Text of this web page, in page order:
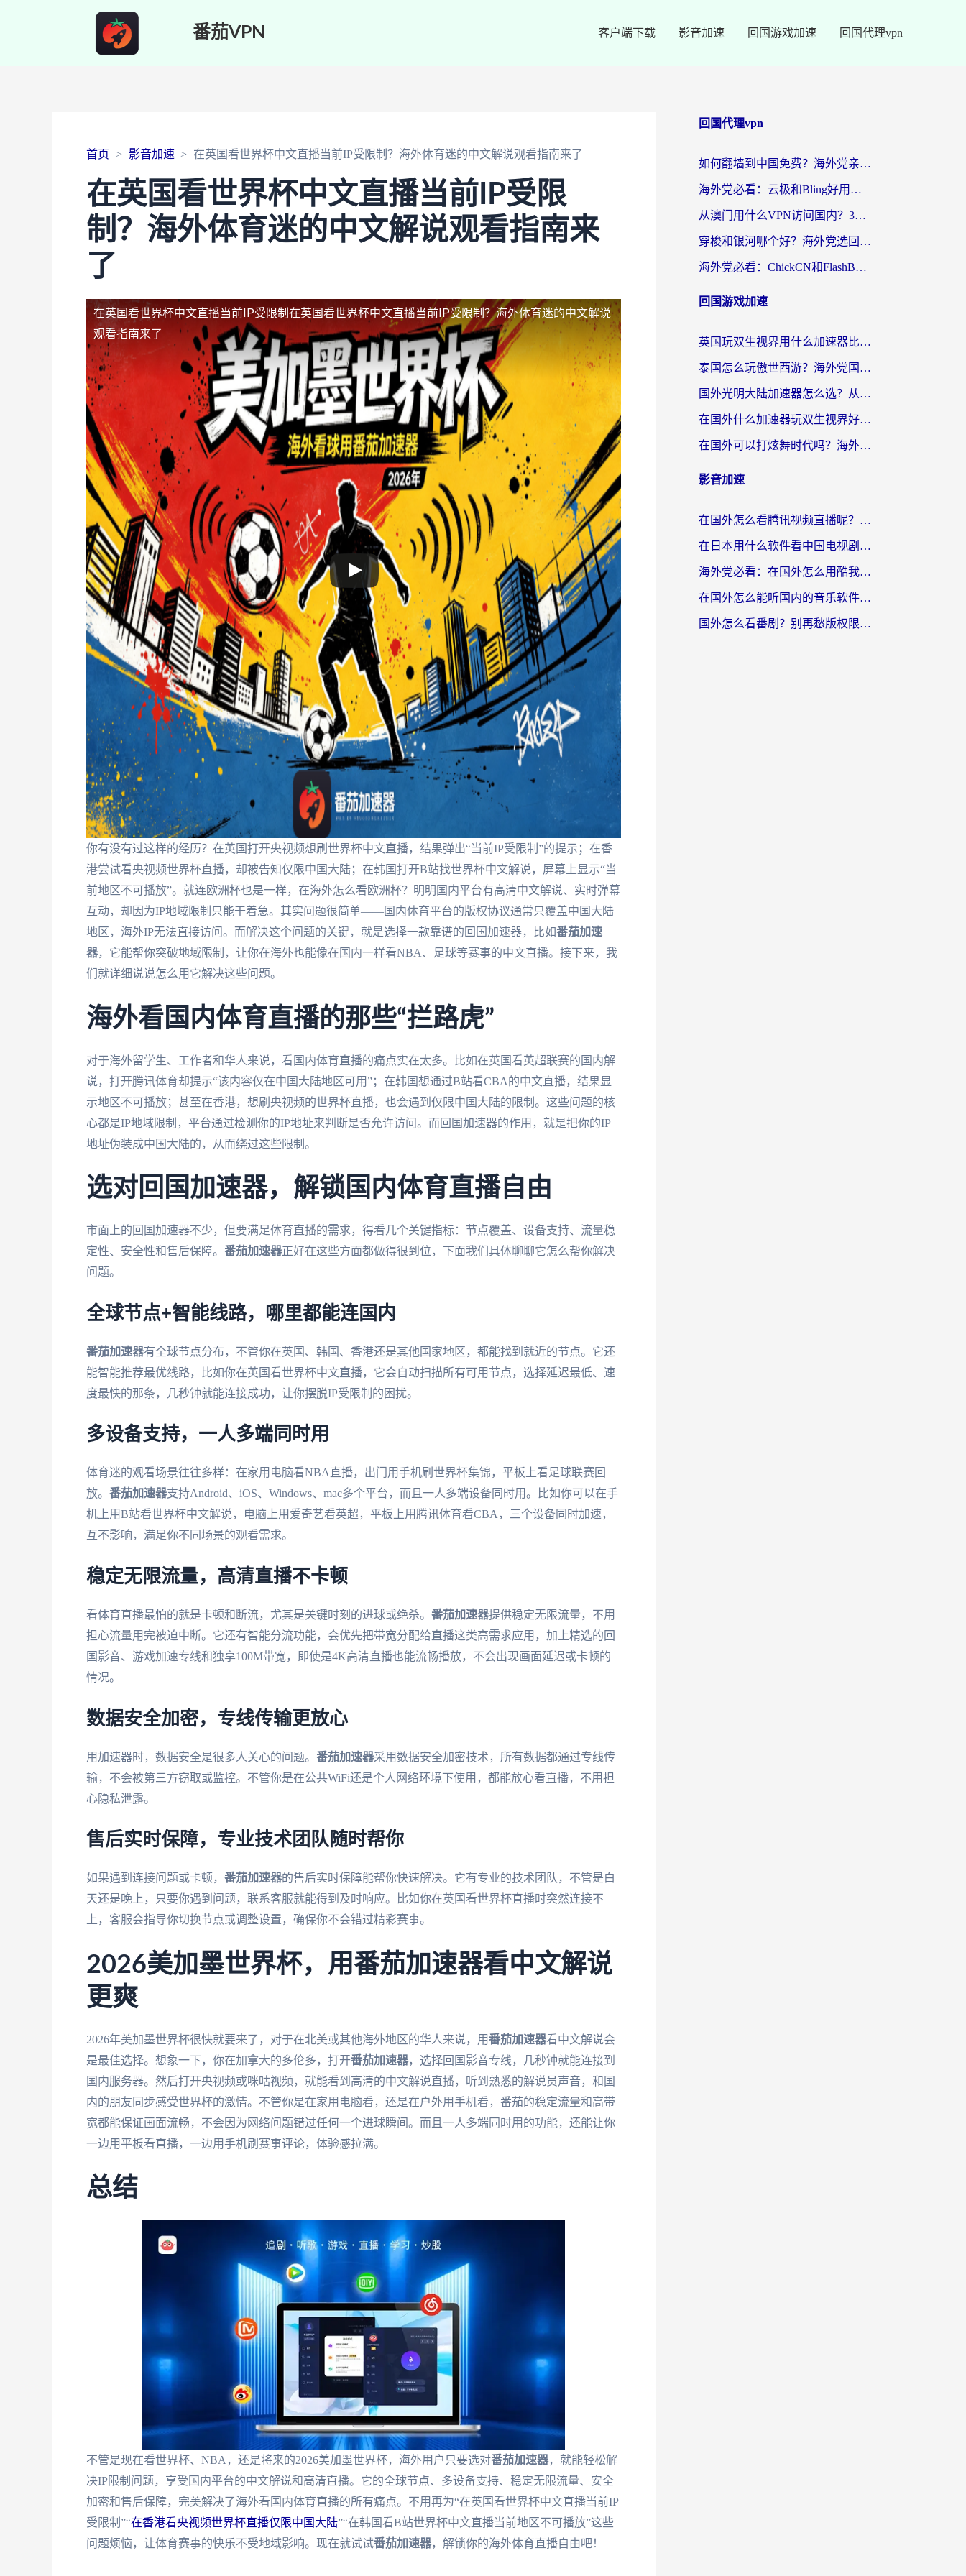
番茄VPN 客户端下载 影音加速 回国游戏加速 回国代理vpn
首页 影音加速 在英国看世界杯中文直播当前IP受限制？海外体育迷的中文解说观看指南来了
在英国看世界杯中文直播当前IP受限
制？海外体育迷的中文解说观看指南来
了
在英国看世界杯中文直播当前IP受限制 在英国看世界杯中文直播当前IP受限制？海外体育迷的中文解说
观看指南来了
你有没有过这样的经历？在英国打开央视频想刷世界杯中文直播，结果弹出“当前IP受限制”的提示；在香
港尝试看央视频世界杯直播，却被告知仅限中国大陆；在韩国打开B站找世界杯中文解说，屏幕上显示“当
前地区不可播放”。就连欧洲杯也是一样，在海外怎么看欧洲杯？明明国内平台有高清中文解说、实时弹幕
互动，却因为IP地域限制只能干着急。其实问题很简单——国内体育平台的版权协议通常只覆盖中国大陆
地区，海外IP无法直接访问。而解决这个问题的关键，就是选择一款靠谱的回国加速器，比如番茄加速
器，它能帮你突破地域限制，让你在海外也能像在国内一样看NBA、足球等赛事的中文直播。接下来，我
们就详细说说怎么用它解决这些问题。
海外看国内体育直播的那些“拦路虎”
对于海外留学生、工作者和华人来说，看国内体育直播的痛点实在太多。比如在英国看英超联赛的国内解
说，打开腾讯体育却提示“该内容仅在中国大陆地区可用”；在韩国想通过B站看CBA的中文直播，结果显
示地区不可播放；甚至在香港，想刷央视频的世界杯直播，也会遇到仅限中国大陆的限制。这些问题的核
心都是IP地域限制，平台通过检测你的IP地址来判断是否允许访问。而回国加速器的作用，就是把你的IP
地址伪装成中国大陆的，从而绕过这些限制。
选对回国加速器，解锁国内体育直播自由
市面上的回国加速器不少，但要满足体育直播的需求，得看几个关键指标：节点覆盖、设备支持、流量稳
定性、安全性和售后保障。 番茄加速器正好在这些方面都做得很到位，下面我们具体聊聊它怎么帮你解决
问题。
全球节点+智能线路，哪里都能连国内
番茄加速器有全球节点分布，不管你在英国、韩国、香港还是其他国家地区，都能找到就近的节点。它还
能智能推荐最优线路，比如你在英国看世界杯中文直播，它会自动扫描所有可用节点，选择延迟最低、速
度最快的那条，几秒钟就能连接成功，让你摆脱IP受限制的困扰。
多设备支持，一人多端同时用
体育迷的观看场景往往多样：在家用电脑看NBA直播，出门用手机刷世界杯集锦，平板上看足球联赛回
放。 番茄加速器支持Android、iOS、Windows、mac多个平台，而且一人多端设备同时用。比如你可以在手
机上用B站看世界杯中文解说，电脑上用爱奇艺看英超，平板上用腾讯体育看CBA，三个设备同时加速，
互不影响，满足你不同场景的观看需求。
稳定无限流量，高清直播不卡顿
看体育直播最怕的就是卡顿和断流，尤其是关键时刻的进球或绝杀。 番茄加速器提供稳定无限流量，不用
担心流量用完被迫中断。它还有智能分流功能，会优先把带宽分配给直播这类高需求应用，加上精选的回
国影音、游戏加速专线和独享100M带宽，即使是4K高清直播也能流畅播放，不会出现画面延迟或卡顿的
情况。
数据安全加密，专线传输更放心
用加速器时，数据安全是很多人关心的问题。 番茄加速器采用数据安全加密技术，所有数据都通过专线传
输，不会被第三方窃取或监控。不管你是在公共WiFi还是个人网络环境下使用，都能放心看直播，不用担
心隐私泄露。
售后实时保障，专业技术团队随时帮你
如果遇到连接问题或卡顿， 番茄加速器的售后实时保障能帮你快速解决。它有专业的技术团队，不管是白
天还是晚上，只要你遇到问题，联系客服就能得到及时响应。比如你在英国看世界杯直播时突然连接不
上，客服会指导你切换节点或调整设置，确保你不会错过精彩赛事。
2026美加墨世界杯，用番茄加速器看中文解说
更爽
2026年美加墨世界杯很快就要来了，对于在北美或其他海外地区的华人来说，用番茄加速器看中文解说会
是最佳选择。想象一下，你在加拿大的多伦多，打开番茄加速器，选择回国影音专线，几秒钟就能连接到
国内服务器。然后打开央视频或咪咕视频，就能看到高清的中文解说直播，听到熟悉的解说员声音，和国
内的朋友同步感受世界杯的激情。不管你是在家用电脑看，还是在户外用手机看，番茄的稳定流量和高带
宽都能保证画面流畅，不会因为网络问题错过任何一个进球瞬间。而且一人多端同时用的功能，还能让你
一边用平板看直播，一边用手机刷赛事评论，体验感拉满。
总结
不管是现在看世界杯、NBA，还是将来的2026美加墨世界杯，海外用户只要选对番茄加速器，就能轻松解
决IP限制问题，享受国内平台的中文解说和高清直播。它的全球节点、多设备支持、稳定无限流量、安全
加密和售后保障，完美解决了海外看国内体育直播的所有痛点。不用再为“在英国看世界杯中文直播当前IP
受限制”“在香港看央视频世界杯直播仅限中国大陆”“在韩国看B站世界杯中文直播当前地区不可播放”这些
问题烦恼，让体育赛事的快乐不受地域影响。现在就试试番茄加速器，解锁你的海外体育直播自由吧！
回国代理vpn
如何翻墙到中国免费？海外党亲测：从踩坑到选对加速器的全攻略
海外党必看：云极和Bling好用吗？3分钟教你选对回国加速器
从澳门用什么VPN访问国内？3个实用标准帮你避开坑，无缝刷剧听歌
穿梭和银河哪个好？海外党选回国加速器的避坑指南，附番茄加速器实测体验
海外党必看：ChickCN和FlashBack好用吗？3招教你选对回国加速器（附云极、HomeCN、斧牛vs艾果对比）
回国游戏加速
英国玩双生视界用什么加速器比较好？海外党亲测有效的国服游戏加速方案
泰国怎么玩傲世西游？海外党国服游戏加速终极攻略（附光明大陆量子特攻实测）
国外光明大陆加速器怎么选？从卡顿到丝滑的终极指南（含德国玩走开外星人墨西哥玩俄罗斯方块技巧）
在国外什么加速器玩双生视界好用？海外党亲测不踩坑的终极指南
在国外可以打炫舞时代吗？海外玩家国服游戏加速全攻略（附实测推荐）
影音加速
在国外怎么看腾讯视频直播呢？留学生亲测有效的回国加速指南
在日本用什么软件看中国电视剧呢？留学生亲测有效的回国加速方案
海外党必看：在国外怎么用酷我音乐听音乐？告别“地区不支持”的实用指南
在国外怎么能听国内的音乐软件？别让版权限制断了你的“中文歌单”
国外怎么看番剧？别再愁版权限制！一个工具解决所有回国追剧难题